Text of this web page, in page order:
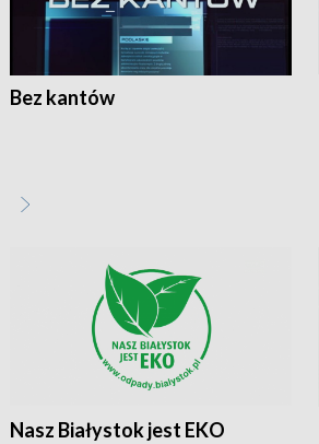
Bez kantów
Nasz Białystok jest EKO